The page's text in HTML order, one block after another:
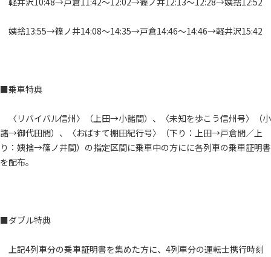
姨捨13:55→篠ノ井14:08～14:35→戸倉14:46～14:46→軽井沢15:42
■乗車特典
〈リバイバル信州〉（上田→小諸間）、〈未知を歩こう信州号〉（小
諸→御代田間）、〈おばすて棚田紀行号〉（下り：上田→戸倉間／上
り：姨捨→篠ノ井間）の指定区間に乗車中の方にに各列車の乗車証明書
を配布。
■ダブル特典
上記4列車分の乗車証明書を集めた方に、4列車分の運転士携行時刻